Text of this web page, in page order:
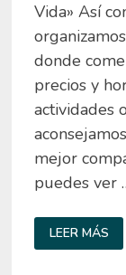
Vida» Así
donde
precios y
actividades
mejor
puedes ver
QUÉ
VER
EN
LEER MÁS